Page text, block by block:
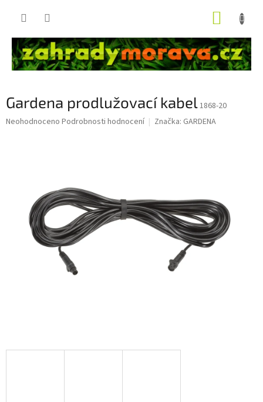
Gardena prodlužovací kabel 1868-20
Průměrné
hvězdiček.
Neohodnoceno Podrobnosti hodnocení Značka: GARDENA